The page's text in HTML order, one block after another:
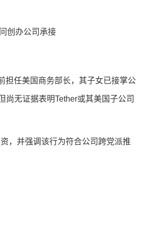
担任美国商务部长，其子女已接掌公
尚无证据表明Tether或其美国子公司
，并强调该行为符合公司跨党派推